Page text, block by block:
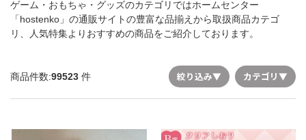
ゲーム・おもちゃ・グッズのカテゴリではホームセンター
「hostenko」の通販サイトの豊富な品揃えから取扱商品カテゴ
リ、人気特集よりおすすめの商品をご紹介しております。
商品件数:99523 件 絞り込み▼ カテゴリ▼